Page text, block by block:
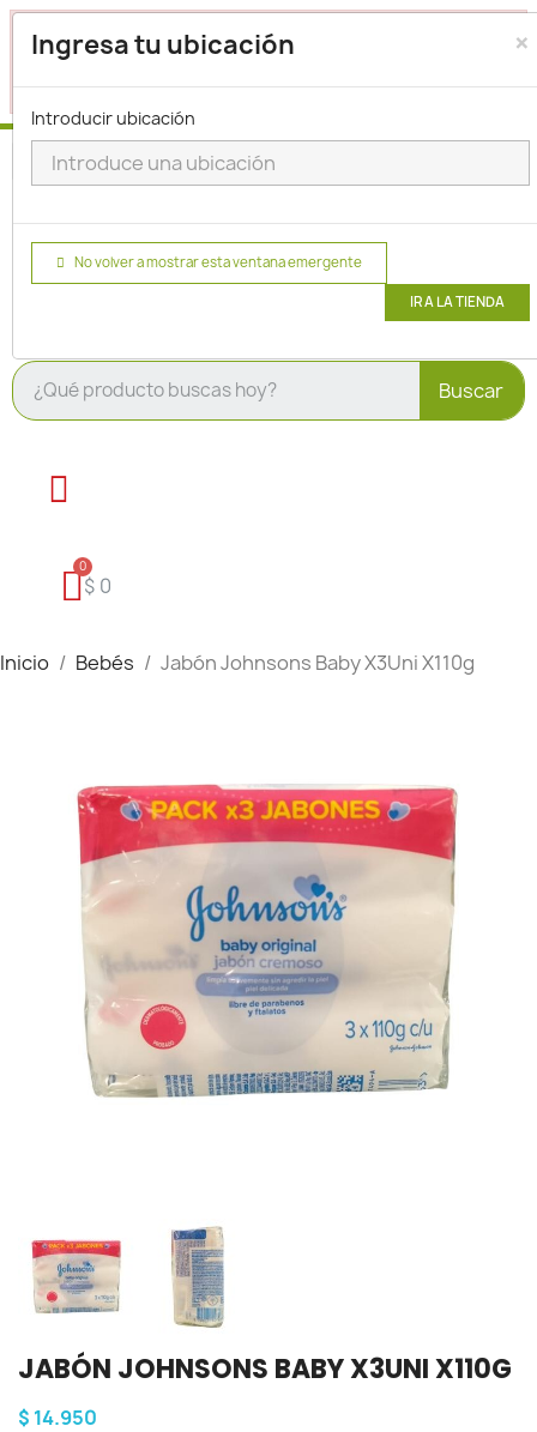
Seleccione su ubicación para que podamos verificar si
actualmente prestamos servicio en su área.
aquípara seleccionar una ubicación.
×
Ingresa tu ubicación
Introducir ubicación
No volver a mostrar esta ventana emergente
IR A LA TIENDA
Buscar
$ 0
Inicio Bebés Jabón Johnsons Baby X3Uni X110g
JABÓN JOHNSONS BABY X3UNI X110G
$ 14.950